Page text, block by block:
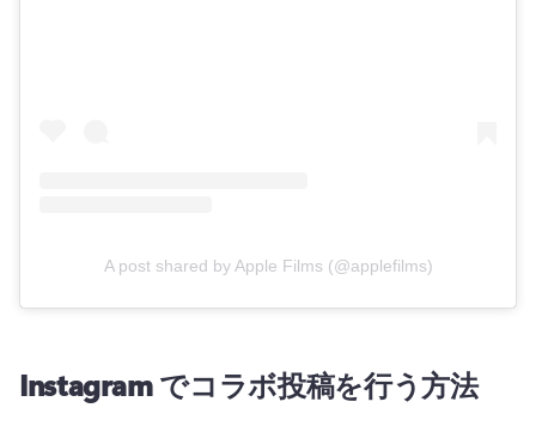
A post shared by Apple Films (@applefilms)
Instagram でコラボ投稿を行う方法